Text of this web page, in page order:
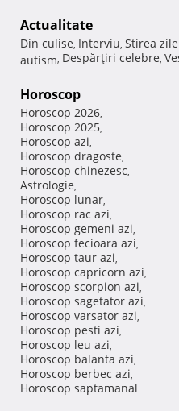
Actualitate
Din culise, Interviu, Stirea
autism, Despărţiri celebre,
Horoscop
Horoscop 2026,
Horoscop 2025,
Horoscop azi,
Horoscop dragoste,
Horoscop chinezesc,
Astrologie,
Horoscop lunar,
Horoscop rac azi,
Horoscop gemeni azi,
Horoscop fecioara azi,
Horoscop taur azi,
Horoscop capricorn azi,
Horoscop scorpion azi,
Horoscop sagetator azi,
Horoscop varsator azi,
Horoscop pesti azi,
Horoscop leu azi,
Horoscop balanta azi,
Horoscop berbec azi,
Horoscop saptamanal